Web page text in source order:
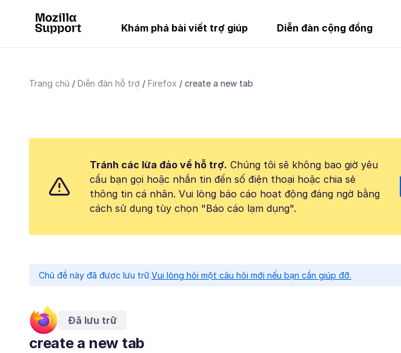
Khám phá bài viết trợ giúp Diễn đàn cộng đồng
Trang chủ Diễn đàn hỗ trợ Firefox create a new tab
Tránh các lừa đảo về hỗ trợ. Chúng tôi sẽ không bao giờ yêu
cầu bạn gọi hoặc nhắn tin đến số điện thoại hoặc chia sẻ
thông tin cá nhân. Vui lòng báo cáo hoạt động đáng ngờ bằng
cách sử dụng tùy chọn "Báo cáo lạm dụng".
Chủ đề này đã được lưu trữ.Vui lòng hỏi một câu hỏi mới nếu bạn cần giúp đỡ.
Đã lưu trữ
create a new tab